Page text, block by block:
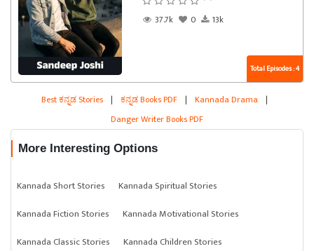
37.7k
0 13k
Total Episodes : 4
Best ಕನ್ನಡ Stories | ಕನ್ನಡ Books PDF | Kannada Drama |
Danger Writer Books PDF
More Interesting Options
Kannada Short Stories
Kannada Spiritual Stories
Kannada Fiction Stories
Kannada Motivational Stories
Kannada Classic Stories
Kannada Children Stories